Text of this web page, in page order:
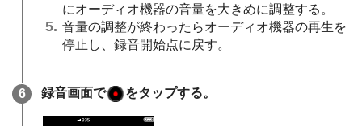
にオーディオ機器の音量を大きめに調整する。
音量の調整が終わったらオーディオ機器の再生を
停止し、録音開始点に戻す。
録音画面で をタップする。